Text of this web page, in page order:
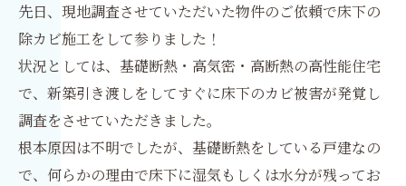
先日、現地調査させていただいた物件のご依頼で床下の
除カビ施工をして参りました！
状況としては、基礎断熱・高気密・高断熱の高性能住宅
で、新築引き渡しをしてすぐに床下のカビ被害が発覚し
調査をさせていただきました。
根本原因は不明でしたが、基礎断熱をしている戸建なの
で、何らかの理由で床下に湿気もしくは水分が残ってお